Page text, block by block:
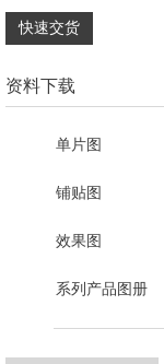
快速交货
资料下载
单片图
铺贴图
效果图
系列产品图册